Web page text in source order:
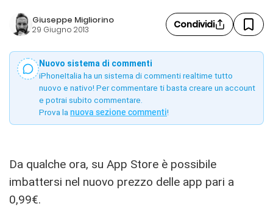
Giuseppe Migliorino
29 Giugno 2013 Condividi
Nuovo sistema di commenti
iPhoneItalia ha un sistema di commenti realtime tutto
nuovo e nativo! Per commentare ti basta creare un account
e potrai subito commentare.
Prova la nuova sezione commenti!
Da qualche ora, su App Store è possibile
imbattersi nel nuovo prezzo delle app pari a
0,99€.